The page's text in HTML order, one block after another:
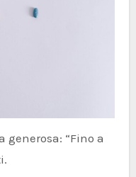
generosa: “Fino a